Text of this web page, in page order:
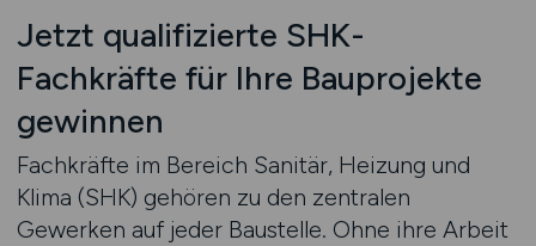
Jetzt qualifizierte SHK-
Fachkräfte für Ihre Bauprojekte
gewinnen
Fachkräfte im Bereich Sanitär, Heizung und
Klima (SHK) gehören zu den zentralen
Gewerken auf jeder Baustelle. Ohne ihre Arbeit